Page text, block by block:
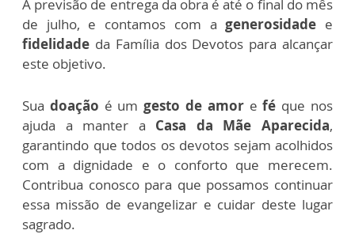
A previsão de entrega da obra é até o final do mês
de julho, e contamos com agenerosidade e
fidelidade da Família dos Devotos para alcançar
este objetivo.
Sua doação é um gesto de amore fé que nos
ajuda a manter a Casa da Mãe Aparecida,
garantindo que todos os devotos sejam acolhidos
com a dignidade e o conforto que merecem.
Contribua conosco para que possamos continuar
essa missão de evangelizar e cuidar deste lugar
sagrado.